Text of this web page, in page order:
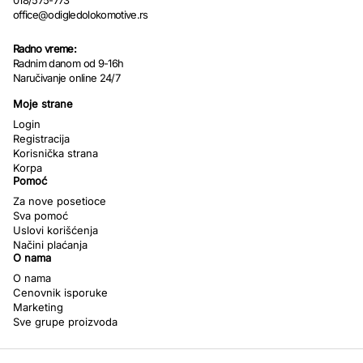
office@odigledolokomotive.rs
Radno vreme:
Radnim danom od 9-16h
Naručivanje online 24/7
Moje strane
Login
Registracija
Korisnička strana
Korpa
Pomoć
Za nove posetioce
Sva pomoć
Uslovi korišćenja
Načini plaćanja
O nama
O nama
Cenovnik isporuke
Marketing
Sve grupe proizvoda